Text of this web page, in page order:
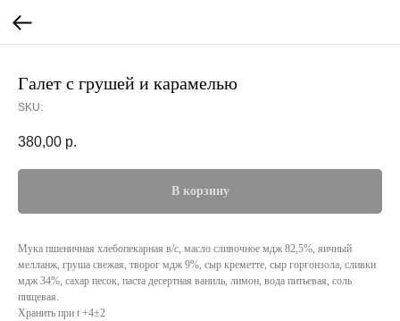
Галет с грушей и карамелью
SKU:
380,00 р.
В корзину
Мука пшеничная хлебопекарная в/с, масло сливочное мдж 82,5%, яичный
мелланж, груша свежая, творог мдж 9%, сыр креметте, сыр горгонзола, сливки
мдж 34%, сахар песок, паста десертная ваниль, лимон, вода питьевая, соль
пищевая.
Хранить при t +4±2